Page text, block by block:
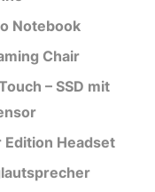
Notebook
Chair
– SSD mit
Headset